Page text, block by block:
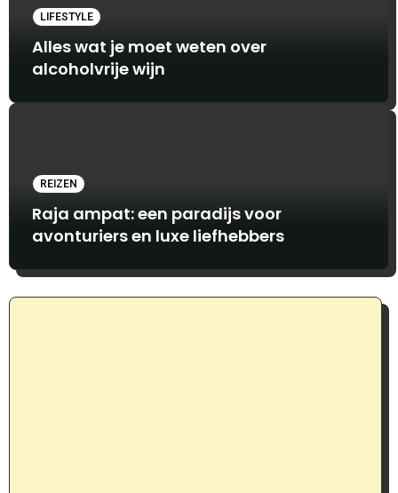
LIFESTYLE
Alles wat je moet weten over
alcoholvrije wijn
REIZEN
Raja ampat: een paradijs voor
avonturiers en luxe liefhebbers